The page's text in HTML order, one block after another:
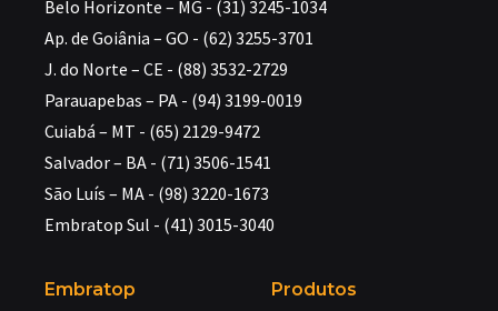
Belo Horizonte – MG - (31) 3245-1034
Ap. de Goiânia – GO - (62) 3255-3701
J. do Norte – CE - (88) 3532-2729
Parauapebas – PA - (94) 3199-0019
Cuiabá – MT - (65) 2129-9472
Salvador – BA - (71) 3506-1541
São Luís – MA - (98) 3220-1673
Embratop Sul - (41) 3015-3040
Embratop
Produtos